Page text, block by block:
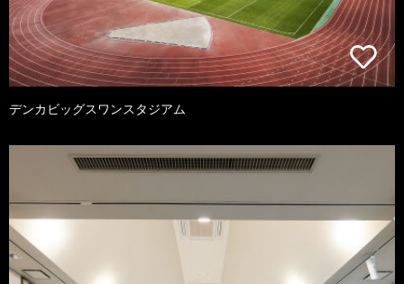
デンカビッグスワンスタジアム